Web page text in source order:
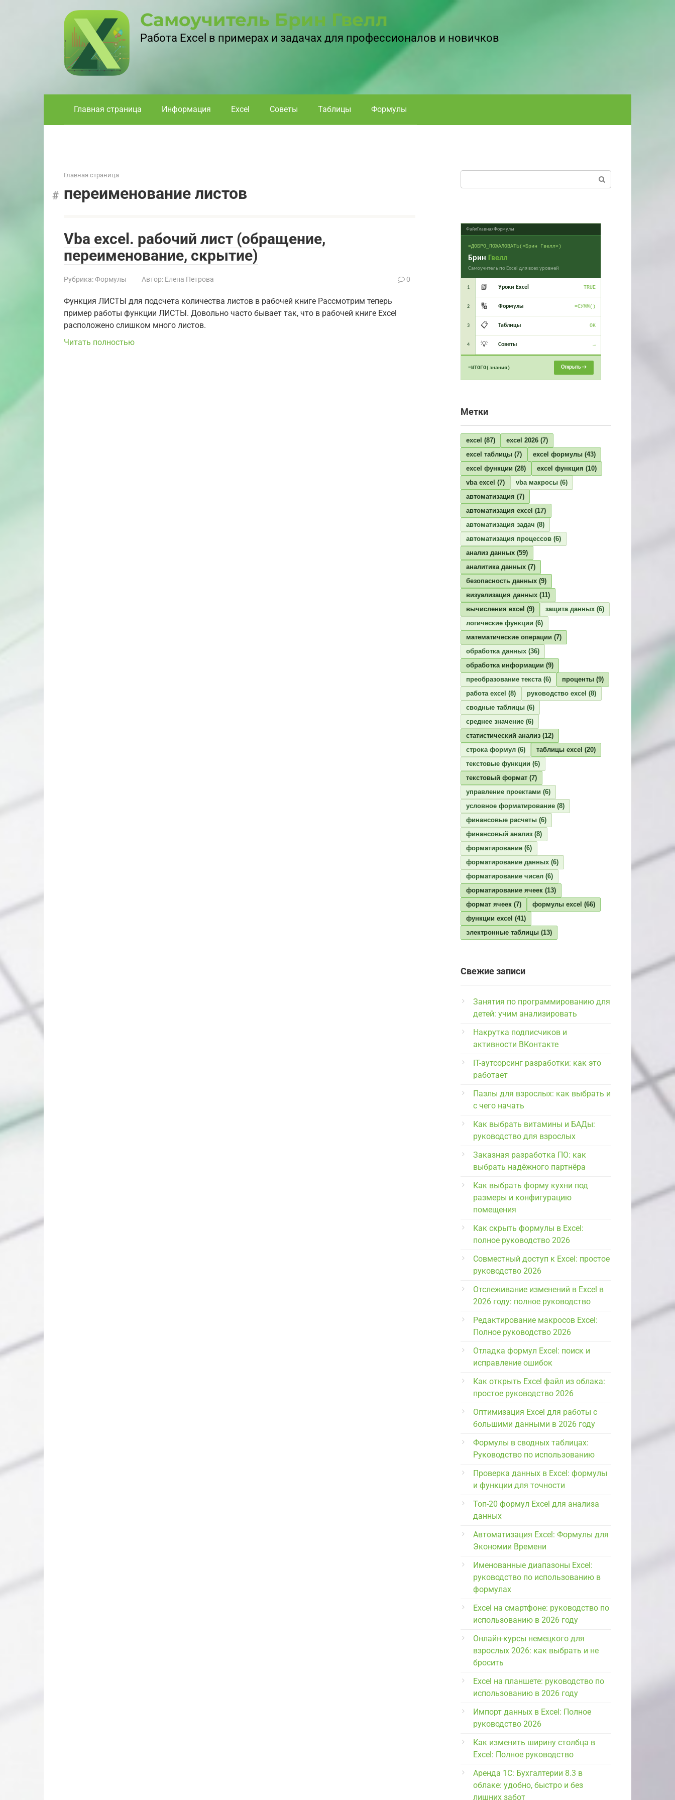
Самоучитель Брин Гвелл
Работа Excel в примерах и задачах для профессионалов и новичков
Главная страница Информация Excel Советы Таблицы Формулы
Главная страница
переименование листов
Vba excel. рабочий лист (обращение,
переименование, скрытие)
Рубрика:Формулы Автор: Елена Петрова 0
Функция ЛИСТЫ для подсчета количества листов в рабочей книге Рассмотрим теперь
пример работы функции ЛИСТЫ. Довольно часто бывает так, что в рабочей книге Excel
расположено слишком много листов.
Читать полностью
ФайлГлавнаяФормулы
=ДОБРО_ПОЖАЛОВАТЬ(«Брин Гвелл»)
Брин Гвелл
Самоучитель по Excel для всех уровней
1 📗 Уроки Excel TRUE
2 🔢 Формулы =СУММ()
3 📋 Таблицы OK
4 💡 Советы →
=ИТОГО(знания) Открыть →
Метки
excel (87) excel 2026 (7)
excel таблицы (7) excel формулы (43)
excel функции (28) excel функция (10)
vba excel (7) vba макросы (6)
автоматизация (7)
автоматизация excel (17)
автоматизация задач (8)
автоматизация процессов (6)
анализ данных (59)
аналитика данных (7)
безопасность данных (9)
визуализация данных (11)
вычисления excel (9) защита данных (6)
логические функции (6)
математические операции (7)
обработка данных (36)
обработка информации (9)
преобразование текста(6) проценты (9)
работа excel (8) руководство excel (8)
сводные таблицы (6)
среднее значение (6)
статистический анализ (12)
строка формул (6) таблицы excel (20)
текстовые функции (6)
текстовый формат (7)
управление проектами (6)
условное форматирование (8)
финансовые расчеты (6)
финансовый анализ (8)
форматирование (6)
форматирование данных (6)
форматирование чисел (6)
форматирование ячеек (13)
формат ячеек (7) формулы excel (66)
функции excel (41)
электронные таблицы (13)
Свежие записи
Занятия по программированию для
детей: учим анализировать
Накрутка подписчиков и
активности ВКонтакте
IT-аутсорсинг разработки: как это
работает
Пазлы для взрослых: как выбрать и
с чего начать
Как выбрать витамины и БАДы:
руководство для взрослых
Заказная разработка ПО: как
выбрать надёжного партнёра
Как выбрать форму кухни под
размеры и конфигурацию
помещения
Как скрыть формулы в Excel:
полное руководство 2026
Совместный доступ к Excel: простое
руководство 2026
Отслеживание изменений в Excel в
2026 году: полное руководство
Редактирование макросов Excel:
Полное руководство 2026
Отладка формул Excel: поиск и
исправление ошибок
Как открыть Excel файл из облака:
простое руководство 2026
Оптимизация Excel для работы с
большими данными в 2026 году
Формулы в сводных таблицах:
Руководство по использованию
Проверка данных в Excel: формулы
и функции для точности
Топ-20 формул Excel для анализа
данных
Автоматизация Excel: Формулы для
Экономии Времени
Именованные диапазоны Excel:
руководство по использованию в
формулах
Excel на смартфоне: руководство по
использованию в 2026 году
Онлайн-курсы немецкого для
взрослых 2026: как выбрать и не
бросить
Excel на планшете: руководство по
использованию в 2026 году
Импорт данных в Excel: Полное
руководство 2026
Как изменить ширину столбца в
Excel: Полное руководство
Аренда 1С: Бухгалтерии 8.3 в
облаке: удобно, быстро и без
лишних забот